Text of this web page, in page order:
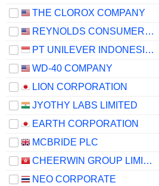
THE CLOROX COMPANY
REYNOLDS CONSUMER PRODUCTS INC.
PT UNILEVER INDONESIA TBK
WD-40 COMPANY
LION CORPORATION
JYOTHY LABS LIMITED
EARTH CORPORATION
MCBRIDE PLC
CHEERWIN GROUP LIMITED
NEO CORPORATE